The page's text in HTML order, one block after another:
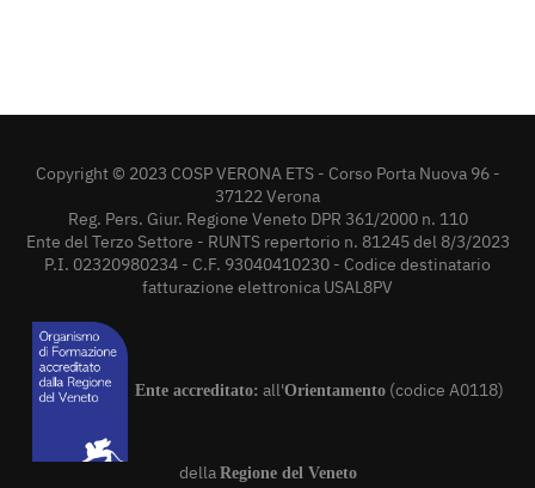
Copyright © 2023 COSP VERONA ETS - Corso Porta Nuova 96 -
37122 Verona
Reg. Pers. Giur. Regione Veneto DPR 361/2000 n. 110
Ente del Terzo Settore - RUNTS repertorio n. 81245 del 8/3/2023
P.I. 02320980234 - C.F. 93040410230 - Codice destinatario
fatturazione elettronica USAL8PV
Ente accreditato: all'Orientamento(codice A0118)
della Regione del Veneto